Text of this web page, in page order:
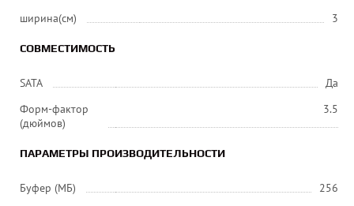
ширина(см)
3
СОВМЕСТИМОСТЬ
SATA
Да
Форм-фактор
(дюймов)
3.5
ПАРАМЕТРЫ ПРОИЗВОДИТЕЛЬНОСТИ
Буфер (МБ)
256